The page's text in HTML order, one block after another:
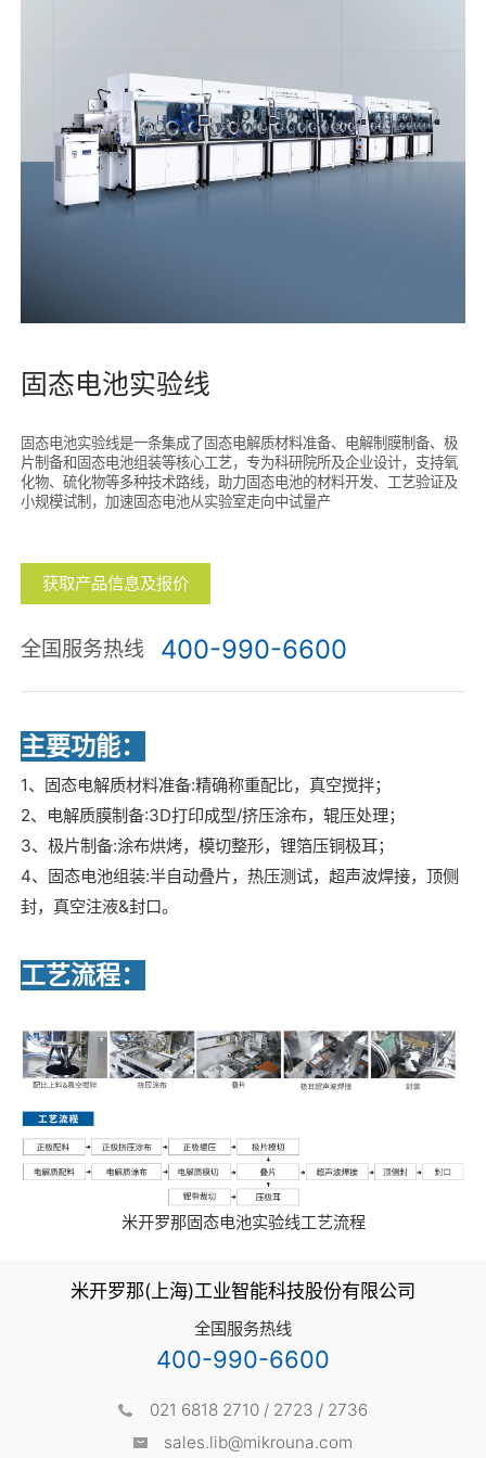
固态电池实验线
固态电池实验线是一条集成了固态电解质材料准备、电解制膜制备、极
片制备和固态电池组装等核心工艺，专为科研院所及企业设计，支持氧
化物、硫化物等多种技术路线，助力固态电池的材料开发、工艺验证及
小规模试制，加速固态电池从实验室走向中试量产
获取产品信息及报价
全国服务热线 400-990-6600
主要功能：
1、固态电解质材料准备:精确称重配比，真空搅拌；
2、电解质膜制备:3D打印成型/挤压涂布，辊压处理；
3、极片制备:涂布烘烤，模切整形，锂箔压铜极耳；
4、固态电池组装:半自动叠片，热压测试，超声波焊接，顶侧
封，真空注液&封口。
工艺流程：
米开罗那固态电池实验线工艺流程
米开罗那(上海)工业智能科技股份有限公司
全国服务热线
400-990-6600
021 6818 2710 / 2723 / 2736
sales.lib@mikrouna.com